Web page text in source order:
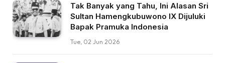
Tak Banyak yang Tahu, Ini Alasan Sri
Sultan Hamengkubuwono IX Dijuluki
Bapak Pramuka Indonesia
Tue, 02 Jun 2026